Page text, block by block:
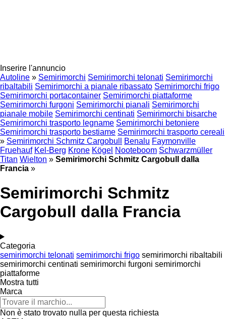
Inserire l'annuncio
Autoline » Semirimorchi Semirimorchi telonati Semirimorchi
ribaltabili Semirimorchi a pianale ribassato Semirimorchi frigo
Semirimorchi portacontainer Semirimorchi piattaforme
Semirimorchi furgoni Semirimorchi pianali Semirimorchi
pianale mobile Semirimorchi centinati Semirimorchi bisarche
Semirimorchi trasporto legname Semirimorchi betoniere
Semirimorchi trasporto bestiame Semirimorchi trasporto cereali
» Semirimorchi Schmitz Cargobull Benalu Faymonville
Fruehauf Kel-Berg Krone Kögel Nooteboom Schwarzmüller
Titan Wielton » Semirimorchi Schmitz Cargobull dalla
Francia »
Semirimorchi Schmitz
Cargobull dalla Francia
Categoria
semirimorchi telonati semirimorchi frigo semirimorchi ribaltabili
semirimorchi centinati semirimorchi furgoni semirimorchi
piattaforme
Mostra tutti
Marca
Non è stato trovato nulla per questa richiesta